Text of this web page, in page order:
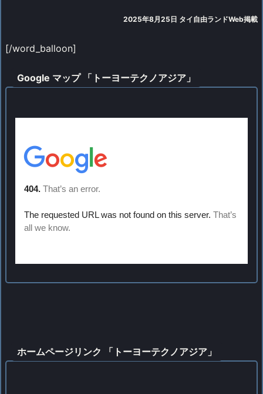
2025年8月25日 タイ自由ランドWeb掲載
[/word_balloon]
Google マップ 「トーヨーテクノアジア」
ホームページリンク 「トーヨーテクノアジア」